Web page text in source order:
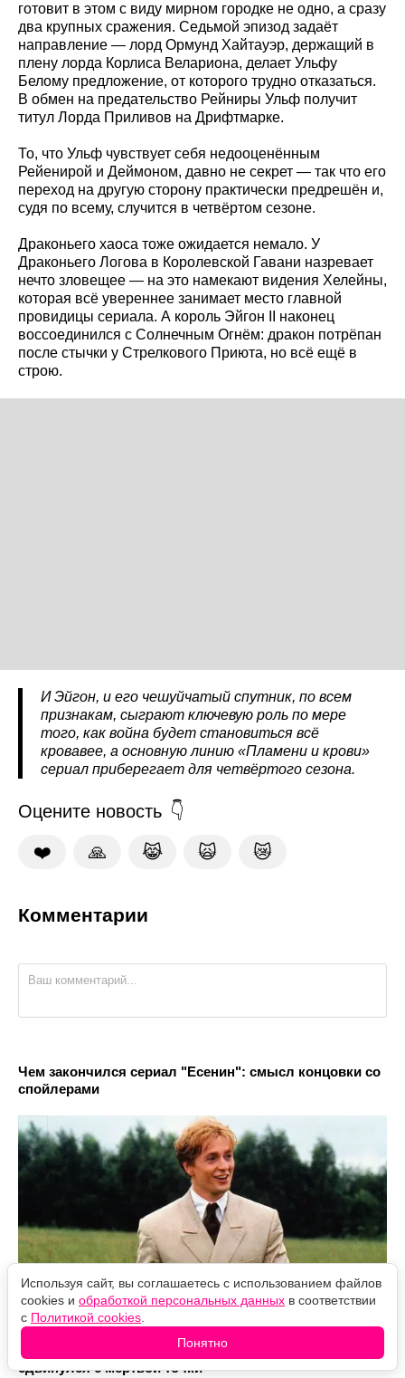
готовит в этом с виду мирном городке не одно, а сразу
два крупных сражения. Седьмой эпизод задаёт
направление — лорд Ормунд Хайтауэр, держащий в
плену лорда Корлиса Велариона, делает Ульфу
Белому предложение, от которого трудно отказаться.
В обмен на предательство Рейниры Ульф получит
титул Лорда Приливов на Дрифтмарке.
То, что Ульф чувствует себя недооценённым
Рейенирой и Деймоном, давно не секрет — так что его
переход на другую сторону практически предрешён и,
судя по всему, случится в четвёртом сезоне.
Драконьего хаоса тоже ожидается немало. У
Драконьего Логова в Королевской Гавани назревает
нечто зловещее — на это намекают видения Хелейны,
которая всё увереннее занимает место главной
провидицы сериала. А король Эйгон II наконец
воссоединился с Солнечным Огнём: дракон потрёпан
после стычки у Стрелкового Приюта, но всё ещё в
строю.
И Эйгон, и его чешуйчатый спутник, по всем
признакам, сыграют ключевую роль по мере
того, как война будет становиться всё
кровавее, а основную линию «Пламени и крови»
сериал приберегает для четвёртого сезона.
Оцените новость
❤️ 🙏 😹 🙀 😿
Комментарии
Чем закончился сериал "Есенин": смысл концовки со
спойлерами
Warhammer 40,000 с Генри Кавиллом наконец
сдвинулся с мёртвой точки
Используя сайт, вы соглашаетесь с использованием файлов
cookies и обработкой персональных данных в соответствии
с Политикой cookies
Понятно